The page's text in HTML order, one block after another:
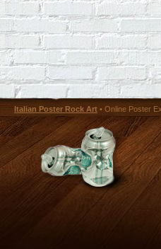
Italian Poster Rock Art • Online Poster